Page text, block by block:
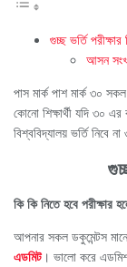
গুচ্ছ ভর্তি
আসন
পাস মার্কপাশ মার্ক ৩০
কোনো শিক্ষার্থী যদি ৩০
বিশ্ববিদ্যালয় ভর্তি নিবে
কি কি নিতে হবে পরীক্ষার
আপনার সকল ডকুমেন্টস
এডমিট। ভালো করে